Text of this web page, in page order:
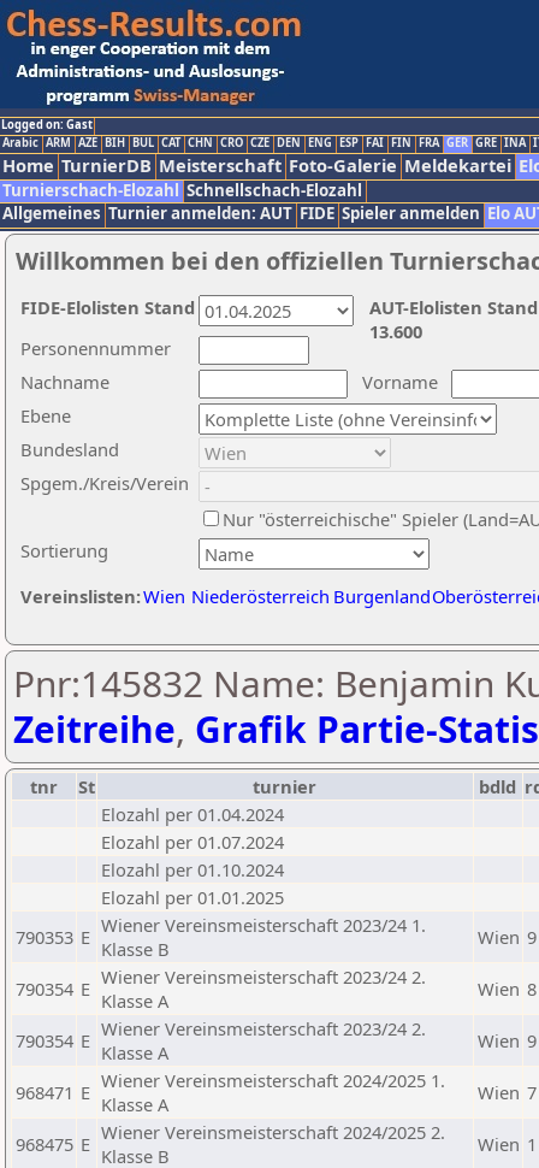
Logged on: Gast
Arabic ARM AZE BIH BUL CAT CHN CRO CZE DEN ENG ESP FAI FIN FRA GER GRE INA
Home TurnierDB Meisterschaft Foto-Galerie Meldekartei
Turnierschach-Elozahl Schnellschach-Elozahl
Allgemeines Turnier anmelden: AUT FIDE Spieler anmelden Elo
Willkommen bei den offiziellen
Nachname
Vorname
Ebene
Sortierung
Personennummer
Bundesland
Spgem./Kreis/Verein
Nur "österreichische" Spieler
Vereinslisten:Wien Niederösterreich Burgenland
AUT-Elolisten
13.600
FIDE-Elolisten Stand
Pnr:145832 Name: Benjamin
Zeitreihe, Grafik Partie-
tnr St turnier bdld
Elozahl per 01.04.2024
Elozahl per 01.07.2024
Elozahl per 01.10.2024
Elozahl per 01.01.2025
790353 E Wiener Vereinsmeisterschaft 2023/24 1.
Klasse B
Wien 9
790354 E Wiener Vereinsmeisterschaft 2023/24 2.
Klasse A
Wien 8
790354 E Wiener Vereinsmeisterschaft 2023/24 2.
Klasse A
Wien 9
968471 E Wiener Vereinsmeisterschaft 2024/2025 1.
Klasse A
Wien 7
968475 E Wiener Vereinsmeisterschaft 2024/2025 2.
Klasse B
Wien 1